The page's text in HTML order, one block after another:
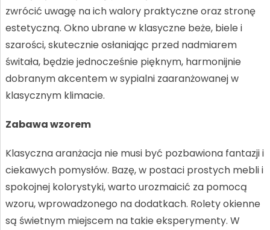
zwrócić uwagę na ich walory praktyczne oraz stronę
estetyczną. Okno ubrane w klasyczne beże, biele i
szarości, skutecznie osłaniając przed nadmiarem
świtała, będzie jednocześnie pięknym, harmonijnie
dobranym akcentem w sypialni zaaranżowanej w
klasycznym klimacie.
Zabawa wzorem
Klasyczna aranżacja nie musi być pozbawiona fantazji i
ciekawych pomysłów. Bazę, w postaci prostych mebli i
spokojnej kolorystyki, warto urozmaicić za pomocą
wzoru, wprowadzonego na dodatkach. Rolety okienne
są świetnym miejscem na takie eksperymenty. W